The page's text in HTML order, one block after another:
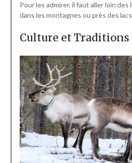
Pour les admirer, il faut aller loin des
dans les montagnes ou près des
Culture et Traditions